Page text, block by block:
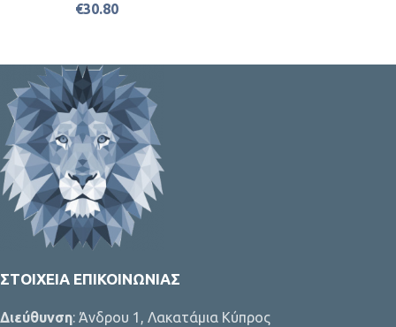
€30.80
ΣΤΟΙΧΕΊΑ ΕΠΙΚΟΙΝΩΝΊΑΣ
Διεύθυνση: Άνδρου 1, Λακατάμια Κύπρος